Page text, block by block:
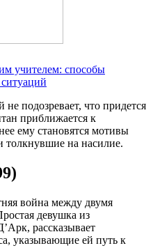
учителем: способы
подозревает, что придется
приближается к
ему становятся мотивы
толкнувшие на насилие.
война между двумя
девушка из
рассказывает
указывающие ей путь к